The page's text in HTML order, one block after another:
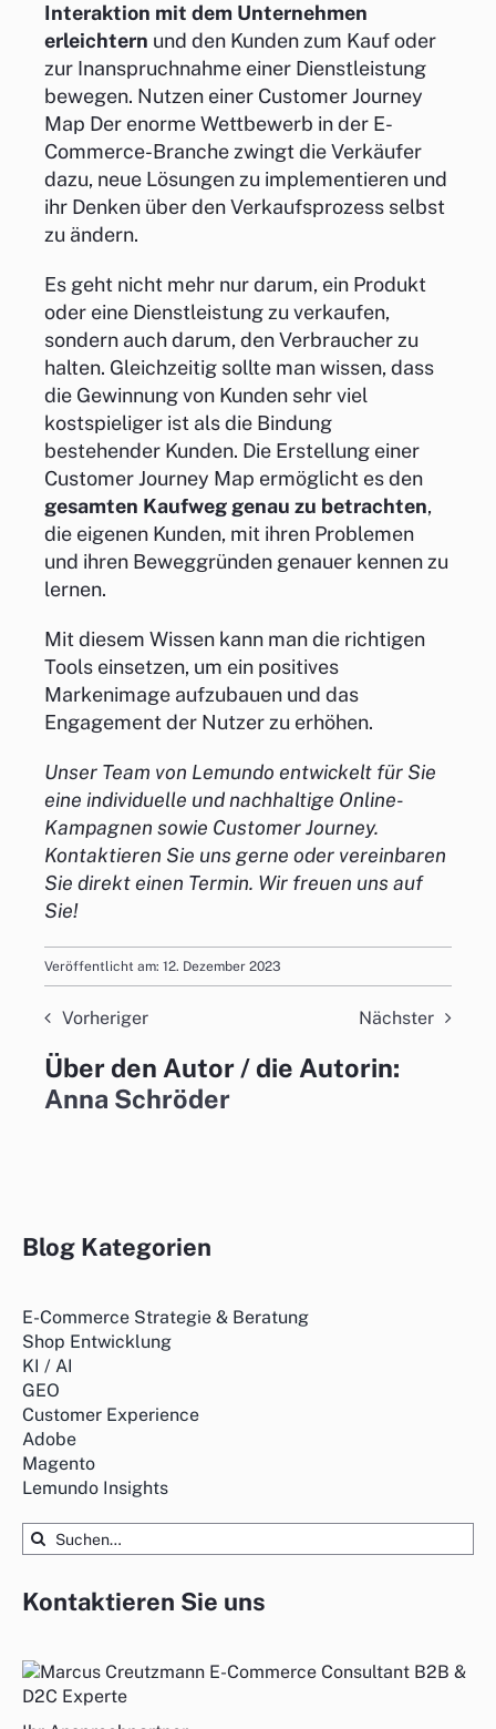
Interaktion mit dem Unternehmen
erleichtern und den Kunden zum Kauf oder
zur Inanspruchnahme einer Dienstleistung
bewegen. Nutzen einer Customer Journey
Map Der enorme Wettbewerb in der E-
Commerce-Branche zwingt die Verkäufer
dazu, neue Lösungen zu implementieren und
ihr Denken über den Verkaufsprozess selbst
zu ändern.
Es geht nicht mehr nur darum, ein Produkt
oder eine Dienstleistung zu verkaufen,
sondern auch darum, den Verbraucher zu
halten. Gleichzeitig sollte man wissen, dass
die Gewinnung von Kunden sehr viel
kostspieliger ist als die Bindung
bestehender Kunden. Die Erstellung einer
Customer Journey Map ermöglicht es den
gesamten Kaufweg genau zu betrachten,
die eigenen Kunden, mit ihren Problemen
und ihren Beweggründen genauer kennen zu
lernen.
Mit diesem Wissen kann man die richtigen
Tools einsetzen, um ein positives
Markenimage aufzubauen und das
Engagement der Nutzer zu erhöhen.
Unser Team von Lemundo entwickelt für Sie
eine individuelle und nachhaltige Online-
Kampagnen sowie Customer Journey.
Kontaktieren Sie uns gerne oder vereinbaren
Sie direkt einen Termin. Wir freuen uns auf
Sie!
Veröffentlicht am: 12. Dezember 2023
Vorheriger Nächster
Über den Autor / die Autorin:
Anna Schröder
Blog Kategorien
E-Commerce Strategie & Beratung
Shop Entwicklung
KI / AI
GEO
Customer Experience
Adobe
Magento
Lemundo Insights
Suche
nach:
Kontaktieren Sie uns